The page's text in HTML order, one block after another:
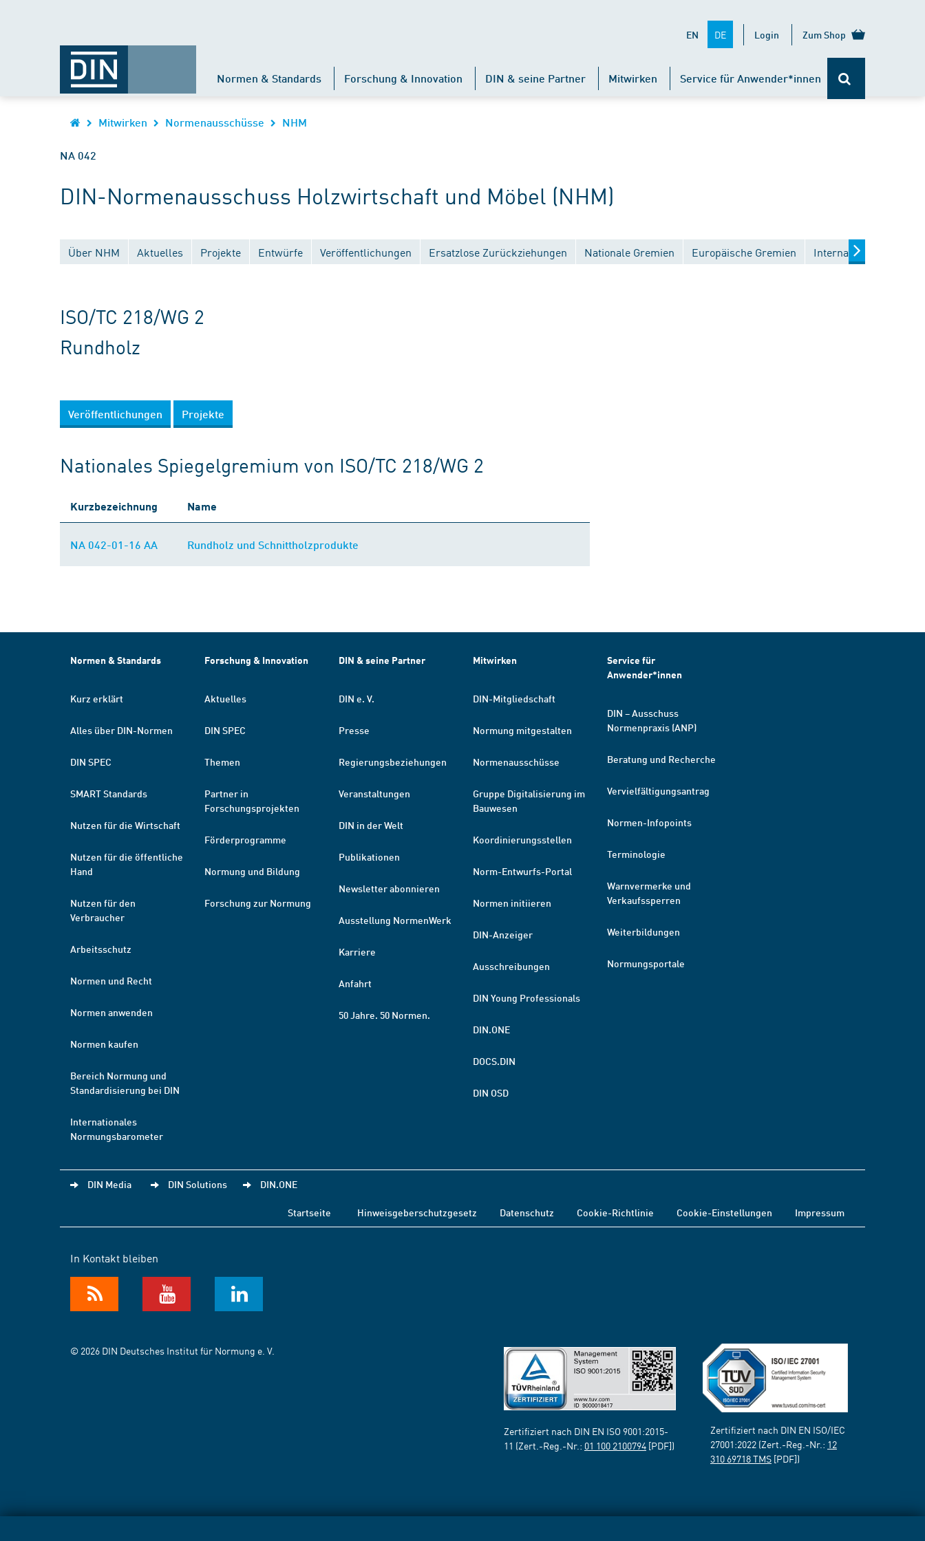
EN DE Login Zum Shop
Normen & Standards Forschung & Innovation DIN & seine Partner Mitwirken Service für Anwender*innen
Mitwirken Normenausschüsse NHM
NA 042
DIN-Normenausschuss Holzwirtschaft und Möbel (NHM)
Über NHM Aktuelles Projekte Entwürfe Veröffentlichungen Ersatzlose Zurückziehungen Nationale Gremien Europäische Gremien Internationale Gremien
ISO/TC 218/WG 2
Rundholz
Veröffentlichungen Projekte
Nationales Spiegelgremium von ISO/TC 218/WG 2
Kurzbezeichnung Name
NA 042-01-16 AA Rundholz und Schnittholzprodukte
Normen & Standards
Kurz erklärt
Alles über DIN-Normen
DIN SPEC
SMART Standards
Nutzen für die Wirtschaft
Nutzen für die öffentliche
Hand
Nutzen für den
Verbraucher
Arbeitsschutz
Normen und Recht
Normen anwenden
Normen kaufen
Bereich Normung und
Standardisierung bei DIN
Internationales
Normungsbarometer
Forschung & Innovation
Aktuelles
DIN SPEC
Themen
Partner in
Forschungsprojekten
Förderprogramme
Normung und Bildung
Forschung zur Normung
DIN & seine Partner
DIN e. V.
Presse
Regierungsbeziehungen
Veranstaltungen
DIN in der Welt
Publikationen
Newsletter abonnieren
Ausstellung NormenWerk
Karriere
Anfahrt
50 Jahre. 50 Normen.
Mitwirken
DIN-Mitgliedschaft
Normung mitgestalten
Normenausschüsse
Gruppe Digitalisierung im
Bauwesen
Koordinierungsstellen
Norm-Entwurfs-Portal
Normen initiieren
DIN-Anzeiger
Ausschreibungen
DIN Young Professionals
DIN.ONE
DOCS.DIN
DIN OSD
Service für
Anwender*innen
DIN – Ausschuss
Normenpraxis (ANP)
Beratung und Recherche
Vervielfältigungsantrag
Normen-Infopoints
Terminologie
Warnvermerke und
Verkaufssperren
Weiterbildungen
Normungsportale
DIN Media DIN Solutions DIN.ONE
Startseite Hinweisgeberschutzgesetz Datenschutz Cookie-Richtlinie Cookie-Einstellungen Impressum
In Kontakt bleiben
© 2026 DIN Deutsches Institut für Normung e. V.
Zertifiziert nach DIN EN ISO 9001:2015-
11 (Zert.-Reg.-Nr.: 01 100 2100794 [PDF])
Zertifiziert nach DIN EN ISO/IEC
27001:2022 (Zert.-Reg.-Nr.: 12
310 69718 TMS [PDF])